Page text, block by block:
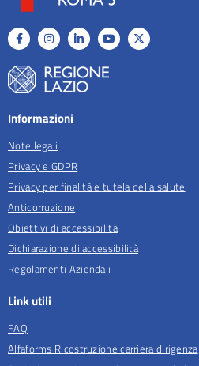
Informazioni
Note legali
Privacy e GDPR
Privacy per finalità e tutela della salute
Anticorruzione
Obiettivi di accessibilità
Dichiarazione di accessibilità
Regolamenti Aziendali
Link utili
FAQ
Alfaforms Ricostruzione carriera dirigenza